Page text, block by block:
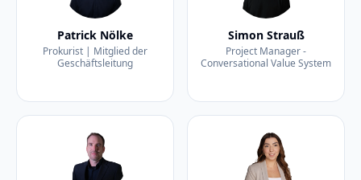
Patrick Nölke
Prokurist | Mitglied der
Geschäftsleitung
Simon Strauß
Project Manager -
Conversational Value System